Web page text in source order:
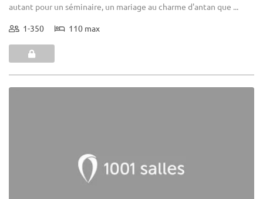
autant pour un séminaire, un mariage au charme d'antan que ...
1-350 110 max